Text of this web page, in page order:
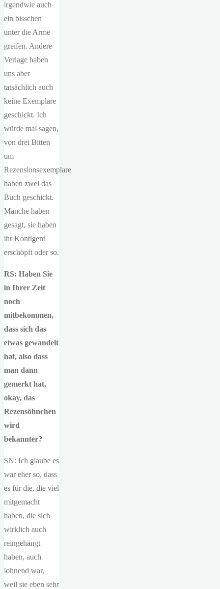
irgendwie auch
ein bisschen
unter die Arme
greifen. Andere
Verlage haben
uns aber
tatsächlich auch
keine Exemplare
geschickt. Ich
würde mal sagen,
von drei Bitten
um
Rezensionsexemplare
haben zwei das
Buch geschickt.
Manche haben
gesagt, sie haben
ihr Kontigent
erschöpft oder so.
RS: Haben Sie
in Ihrer Zeit
noch
mitbekommen,
dass sich das
etwas gewandelt
hat, also dass
man dann
gemerkt hat,
okay, das
Rezensöhnchen
wird
bekannter?
SN: Ich glaube es
war eher so, dass
es für die, die viel
mitgemacht
haben, die sich
wirklich auch
reingehängt
haben, auch
lohnend war,
weil sie eben sehr